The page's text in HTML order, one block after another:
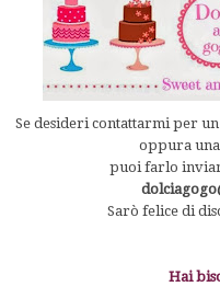
Se desideri contattarmi per
oppura
puoi farlo
Sarò felice di
Hai